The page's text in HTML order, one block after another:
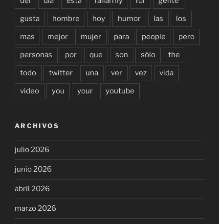
gusta hombre hoy humor las los
mas mejor mujer para people pero
personas por que son sólo the
todo twitter una ver vez vida
video you your youtube
ARCHIVOS
julio 2026
junio 2026
abril 2026
marzo 2026